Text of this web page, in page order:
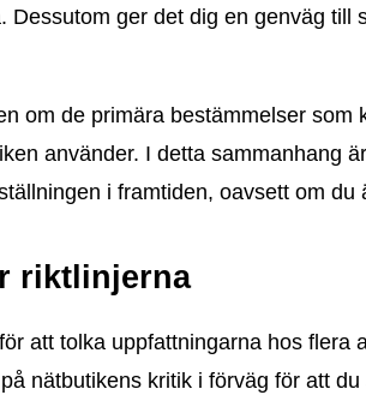
ger det dig en genväg till
om de primära bestämmelser som
använder. I detta sammanhang
i framtiden, oavsett om du
riktlinjerna
att tolka uppfattningarna hos flera
nätbutikens kritik i förväg för att